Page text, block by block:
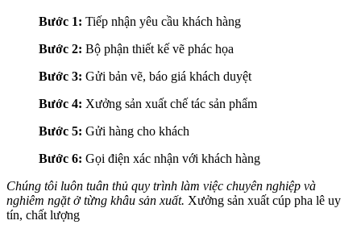
Bước 1: Tiếp nhận yêu cầu khách hàng
Bước 2: Bộ phận thiết kế vẽ phác họa
Bước 3: Gửi bản vẽ, báo giá khách duyệt
Bước 4: Xưởng sản xuất chế tác sản phẩm
Bước 5: Gửi hàng cho khách
Bước 6: Gọi điện xác nhận với khách hàng
Chúng tôi luôn tuân thủ quy trình làm việc chuyên nghiệp và
nghiêm ngặt ở từng khâu sản xuất. Xưởng sản xuất cúp pha lê uy
tín, chất lượng